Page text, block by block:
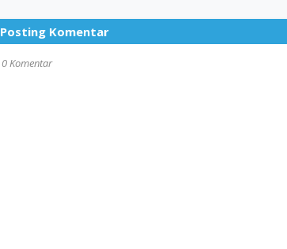
Posting Komentar
0 Komentar